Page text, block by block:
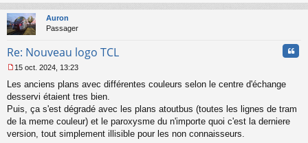
au
Auron
Passager
Re: Nouveau logo TCL
e
s
s
g
e
15 oct. 2024, 13:23
Les anciens plans avec différentes couleurs selon le centre d'échange
desservi étaient tres bien.
Puis, ça s'est dégradé avec les plans atoutbus (toutes les lignes de tram
de la meme couleur) et le paroxysme du n'importe quoi c'est la derniere
version, tout simplement illisible pour les non connaisseurs.